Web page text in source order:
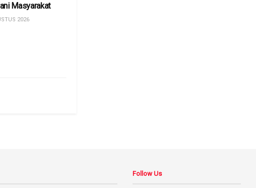
Masyarakat
2026
Follow Us